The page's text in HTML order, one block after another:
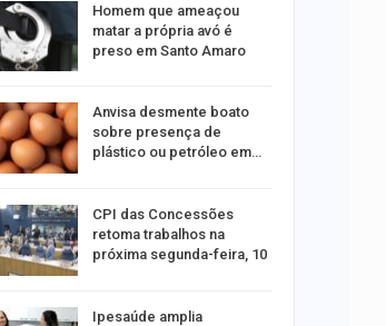
Homem que ameaçou
matar a própria avó é
preso em Santo Amaro
Anvisa desmente boato
sobre presença de
plástico ou petróleo em…
CPI das Concessões
retoma trabalhos na
próxima segunda-feira, 10
Ipesaúde amplia